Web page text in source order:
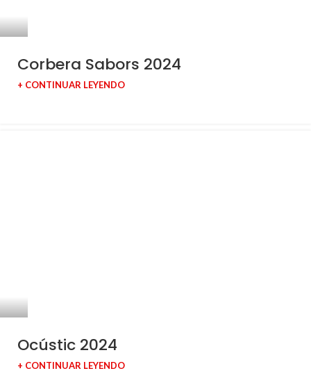
Corbera Sabors 2024
+ CONTINUAR LEYENDO
Ocústic 2024
+ CONTINUAR LEYENDO